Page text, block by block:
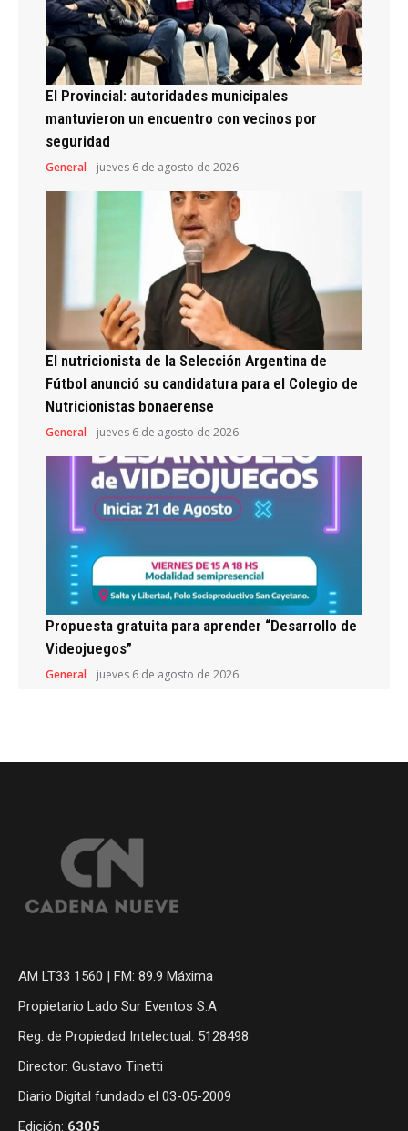
El Provincial: autoridades municipales
mantuvieron un encuentro con vecinos por
seguridad
General jueves 6 de agosto de 2026
El nutricionista de la Selección Argentina de
Fútbol anunció su candidatura para el Colegio de
Nutricionistas bonaerense
General jueves 6 de agosto de 2026
Propuesta gratuita para aprender “Desarrollo de
Videojuegos”
General jueves 6 de agosto de 2026
AM LT33 1560 | FM: 89.9 Máxima
Propietario Lado Sur Eventos S.A
Reg. de Propiedad Intelectual: 5128498
Director: Gustavo Tinetti
Diario Digital fundado el 03-05-2009
Edición: 6305